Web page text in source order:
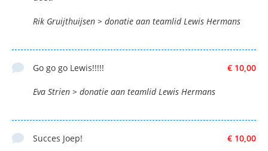
Rik Gruijthuijsen > donatie aan teamlid Lewis Hermans
€ 10,00
Go go go Lewis!!!!!
Eva Strien > donatie aan teamlid Lewis Hermans
€ 10,00
Succes Joep!